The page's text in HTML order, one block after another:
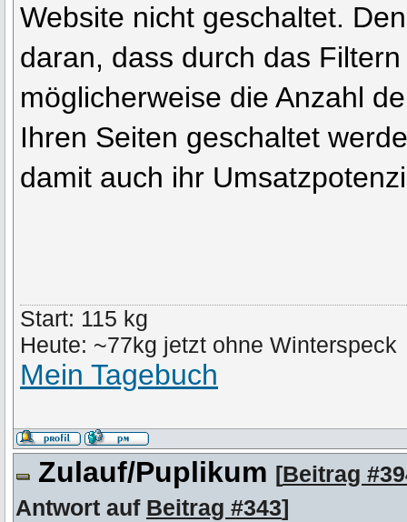
Website nicht geschaltet.
daran, dass durch das
möglicherweise die Anzahl
Ihren Seiten geschaltet
damit auch ihr
Start: 115 kg
Heute: ~77kg jetzt ohne Winterspeck
Mein Tagebuch
Zulauf/Puplikum [Beitrag
Antwort auf Beitrag #343]